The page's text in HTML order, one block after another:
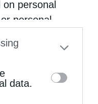
on personal
personal
opt-out
on the IAB’s list
This
data.
του Εθνικού
Αθηνών